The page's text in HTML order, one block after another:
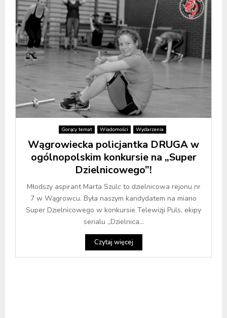
Gorący temat Wiadomości Wydarzenia
Wągrowiecka policjantka DRUGA w
ogólnopolskim konkursie na „Super
Dzielnicowego”!
Młodszy aspirant Marta Szulc to dzielnicowa rejonu nr
7 w Wągrowcu. Była naszym kandydatem na miano
Super Dzielnicowego w konkursie Telewizji Puls, ekipy
serialu „Dzielnica...
Czytaj więcej